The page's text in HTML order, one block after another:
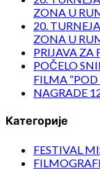
ZONA U
20.
ZONA U
PRIJAVA ZA
POČELO
FILMA
NAGRADE
Категорије
FESTIVAL